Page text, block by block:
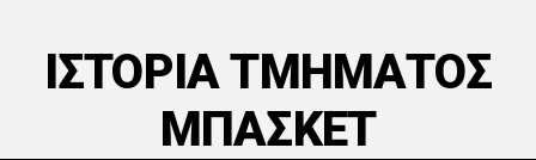
ΙΣΤΟΡΙΑ ΤΜΗΜΑΤΟΣ
ΜΠΑΣΚΕΤ